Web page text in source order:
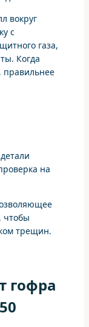
вокруг
с
газа,
Когда
правильнее
на
чтобы
трещин.
гофра